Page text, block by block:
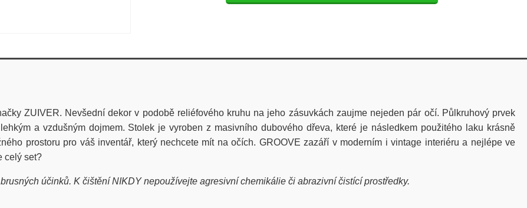
ZUIVER. Nevšední dekor v podobě reliéfového kruhu na jeho zásuvkách zaujme nejeden pár očí. Půlkruhový prvek
a vzdušným dojmem. Stolek je vyroben z masivního dubového dřeva, které je následkem použitého laku krásně
prostoru pro váš inventář, který nechcete mít na očích. GROOVE zazáří v moderním i vintage interiéru a nejlépe ve
celý set?
účinků. K čištění NIKDY nepoužívejte agresivní chemikálie či abrazivní čistící prostředky.